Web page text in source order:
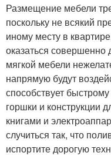
Размещение мебели
поскольку не всякий
иному месту в
оказаться
мягкой мебели
напрямую будут
способствует
горшки и конструкции
книгами и
случиться так, что
испортите дорогую